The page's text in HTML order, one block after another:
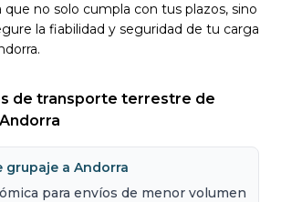
que no solo cumpla con tus plazos, sino
la fiabilidad y seguridad de tu carga
de transporte terrestre de
grupaje a Andorra
para envíos de menor volumen